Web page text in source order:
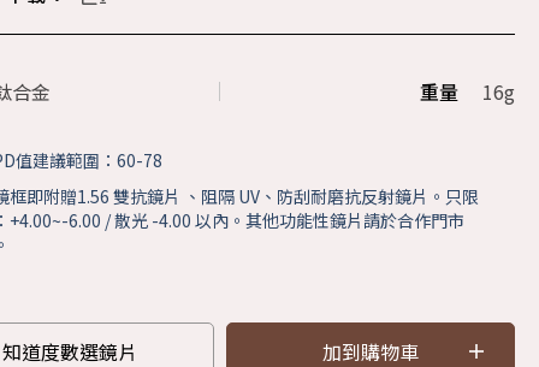
合金 重量 16g
值建議範圍：60-78
框即附贈1.56 雙抗鏡片 、阻隔 UV、防刮耐磨抗反射鏡片。只限
+4.00~-6.00 / 散光 -4.00 以內。其他功能性鏡片請於合作門市
知道度數選鏡片 加到購物車